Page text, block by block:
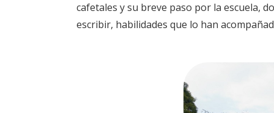
cafetales y su breve paso por la escuela,
escribir, habilidades que lo han